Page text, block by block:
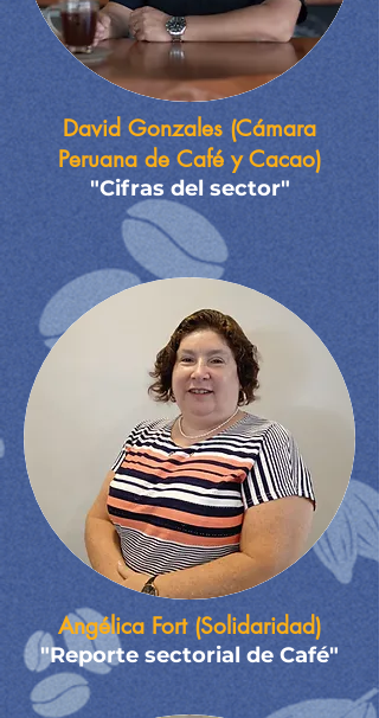
David Gonzales (Cámara
Peruana de Café y Cacao)
"​Cifras del sector"
Angélica Fort (Solidaridad)
"Reporte sectorial de Café"